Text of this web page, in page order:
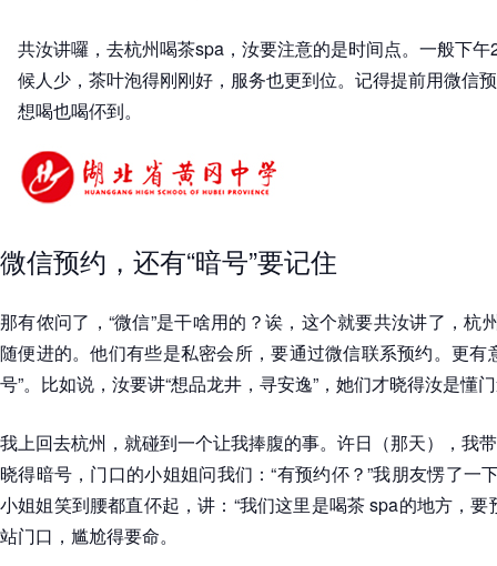
共汝讲囉，去杭州喝茶spa，汝要注意的是时间点。一般下
候人少，茶叶泡得刚刚好，服务也更到位。记得提前用微信
想喝也喝伓到。
微信预约，还有“暗号”要记住
那有侬问了，“微信”是干啥用的？诶，这个就要共汝讲了，杭
随便进的。他们有些是私密会所，要通过微信联系预约。更有
号”。比如说，汝要讲“想品龙井，寻安逸”，她们才晓得汝是懂
我上回去杭州，就碰到一个让我捧腹的事。许日（那天），我
晓得暗号，门口的小姐姐问我们：“有预约伓？”我朋友愣了一
小姐姐笑到腰都直伓起，讲：“我们这里是喝茶 spa的地方，要
站门口，尴尬得要命。